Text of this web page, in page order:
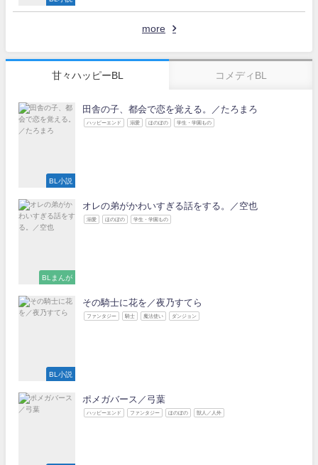
more
甘々ハッピーBL コメディBL
BL小説
田舎の子、都会で恋を覚える。／たろまろ
ハッピーエンド 溺愛 ほのぼの 学生・学園もの
BLまんが
オレの弟がかわいすぎる話をする。／空也
溺愛 ほのぼの 学生・学園もの
BL小説
その騎士に花を／夜乃すてら
ファンタジー 騎士 魔法使い ダンジョン
ポメガバース／弓葉
ハッピーエンド ファンタジー ほのぼの 獣人／人外